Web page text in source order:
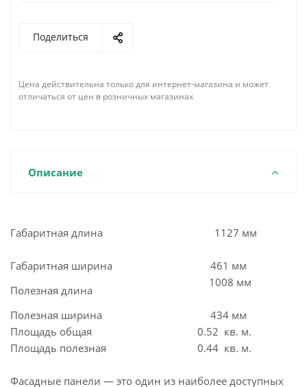
Поделиться
Цена действительна только для интернет-магазина и может
отличаться от цен в розничных магазинах
Описание
Габаритная длина 1127 мм
Габаритная ширина
461 мм
Полезная длина
1008 мм
Полезная ширина
434 мм
Площадь общая
0.52 кв. м.
Площадь полезная
0.44 кв. м.
Фасадные панели — это один из наиболее доступных